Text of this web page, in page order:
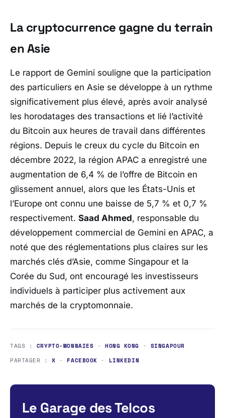
La cryptocurrence gagne du terrain
en Asie
Le rapport de Gemini souligne que la participation
des particuliers en Asie se développe à un rythme
significativement plus élevé, après avoir analysé
les horodatages des transactions et lié l’activité
du Bitcoin aux heures de travail dans différentes
régions. Depuis le creux du cycle du Bitcoin en
décembre 2022, la région APAC a enregistré une
augmentation de 6,4 % de l’offre de Bitcoin en
glissement annuel, alors que les États-Unis et
l’Europe ont connu une baisse de 5,7 % et 0,7 %
respectivement. Saad Ahmed, responsable du
développement commercial de Gemini en APAC, a
noté que des réglementations plus claires sur les
marchés clés d’Asie, comme Singapour et la
Corée du Sud, ont encouragé les investisseurs
individuels à participer plus activement aux
marchés de la cryptomonnaie.
TAGS : CRYPTO-MONNAIES ·HONG KONG · SINGAPOUR
PARTAGER :X · FACEBOOK · LINKEDIN
Le Garage des Telcos